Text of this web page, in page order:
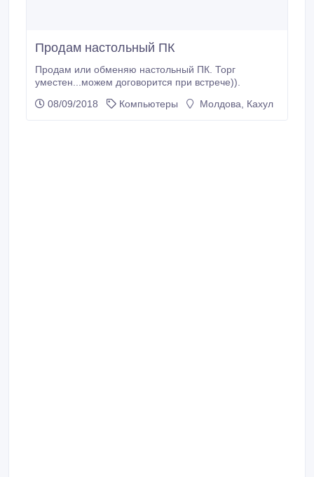
Продам настольный ПК
Продам или обменяю настольный ПК. Торг
уместен...можем договорится при встрече)).
08/09/2018
Компьютеры Молдова, Кахул